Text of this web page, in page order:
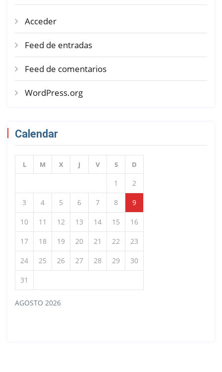
Acceder
Feed de entradas
Feed de comentarios
WordPress.org
Calendar
AGOSTO 2026
L M X J V S D
1 2
3 4 5 6 7 8 9
10 11 12 13 14 15 16
17 18 19 20 21 22 23
24 25 26 27 28 29 30
31